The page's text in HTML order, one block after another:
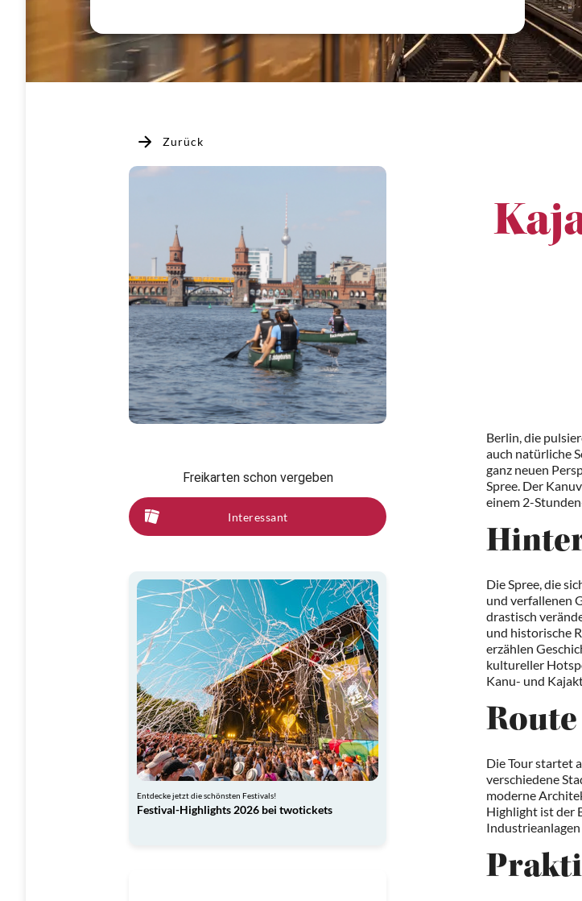
Zurück
Freikarten schon vergeben
Interessant
Entdecke jetzt die schönsten Festivals!
Festival-Highlights 2026 bei twotickets
Berlin, die
auch natürliche
ganz neuen
Spree. Der
einem 2-
Die Spree, die
und verfallenen
drastisch
und historische
erzählen
kultureller
Kanu- und
Die Tour startet
verschiedene
moderne
Highlight ist der